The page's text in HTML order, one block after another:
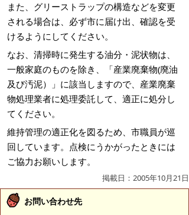
また、グリーストラップの構造などを変更
される場合は、必ず市に届け出、確認を受
けるようにしてください。
なお、清掃時に発生する油分・泥状物は、
一般家庭のものを除き、「産業廃棄物(廃油
及び汚泥）」に該当しますので、産業廃棄
物処理業者に処理委託して、適正に処分し
てください。
維持管理の適正化を図るため、市職員が巡
回しています。点検にうかがったときには
ご協力お願いします。
掲載日：2005年10月21日
お問い合わせ先